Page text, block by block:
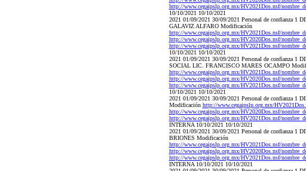
http://www.cegaipslp.org.mx/HV2021Dos.nsf/
10/10/2021 10/10/2021
2021 01/09/2021 30/09/2021 Personal de confianza
GALAVIZ ALFARO Modificación
http://www.cegaipslp.org.mx/HV2021Dos.nsf/
http://www.cegaipslp.org.mx/HV2020Dos.nsf/
http://www.cegaipslp.org.mx/HV2021Dos.nsf/
10/10/2021 10/10/2021
2021 01/09/2021 30/09/2021 Personal de confianza
SOCIAL LIC. FRANCISCO MARES OCAMPO
http://www.cegaipslp.org.mx/HV2021Dos.nsf/
http://www.cegaipslp.org.mx/HV2020Dos.nsf/
http://www.cegaipslp.org.mx/HV2021Dos.nsf/
10/10/2021 10/10/2021
2021 01/09/2021 30/09/2021 Personal de confianza
Modificación http://www.cegaipslp.org.mx/
http://www.cegaipslp.org.mx/HV2020Dos.nsf/
http://www.cegaipslp.org.mx/HV2021Dos.nsf/
INTERNA 10/10/2021 10/10/2021
2021 01/09/2021 30/09/2021 Personal de confianza
BRIONES Modificación
http://www.cegaipslp.org.mx/HV2021Dos.nsf/
http://www.cegaipslp.org.mx/HV2020Dos.nsf/
http://www.cegaipslp.org.mx/HV2021Dos.nsf/
INTERNA 10/10/2021 10/10/2021